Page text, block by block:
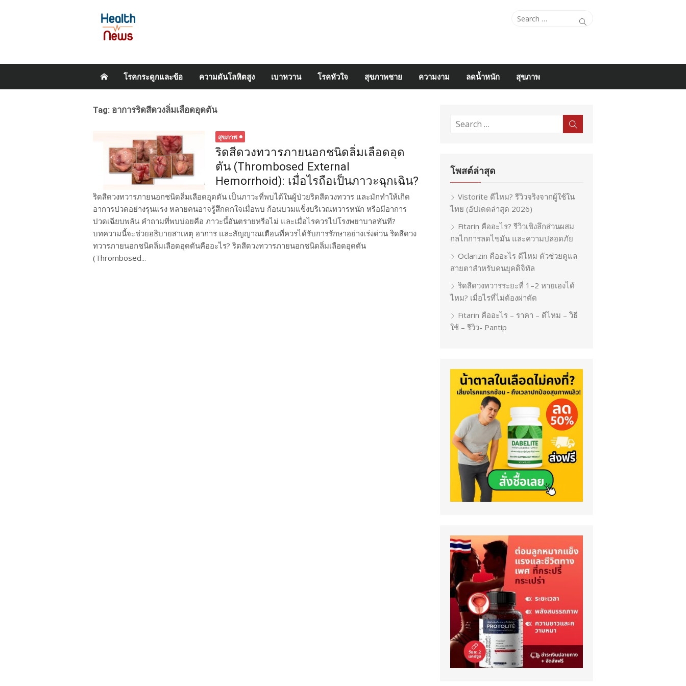
Search
Search
โรคกระดูกและข้อ ความดันโลหิตสูง เบาหวาน โรคหัวใจ สุขภาพชาย ความงาม ลดน้ำหนัก สุขภาพ
Tag: อาการริดสีดวงลิ่มเลือดอุดตัน
สุขภาพ
ริดสีดวงทวารภายนอกชนิดลิ่มเลือดอุด
ตัน (Thrombosed External
Hemorrhoid): เมื่อไรถือเป็นภาวะฉุกเฉิน?
ริดสีดวงทวารภายนอกชนิดลิ่มเลือดอุดตัน เป็นภาวะที่พบได้ในผู้ป่วยริดสีดวงทวาร และมักทำให้เกิด
อาการปวดอย่างรุนแรง หลายคนอาจรู้สึกตกใจเมื่อพบ ก้อนบวมแข็งบริเวณทวารหนัก หรือมีอาการ
ปวดเฉียบพลัน คำถามที่พบบ่อยคือ ภาวะนี้อันตรายหรือไม่ และเมื่อไรควรไปโรงพยาบาลทันที?
บทความนี้จะช่วยอธิบายสาเหตุ อาการ และสัญญาณเตือนที่ควรได้รับการรักษาอย่างเร่งด่วน ริดสีดวง
ทวารภายนอกชนิดลิ่มเลือดอุดตันคืออะไร? ริดสีดวงทวารภายนอกชนิดลิ่มเลือดอุดตัน
(Thrombosed...
Search
Search
โพสต์ล่าสุด
Vistorite ดีไหม? รีวิวจริงจากผู้ใช้ใน
ไทย (อัปเดตล่าสุด 2026)
Fitarin คืออะไร? รีวิวเชิงลึกส่วนผสม
กลไกการลดไขมัน และความปลอดภัย
Oclarizin คืออะไร ดีไหม ตัวช่วยดูแล
สายตาสำหรับคนยุคดิจิทัล
ริดสีดวงทวารระยะที่ 1–2 หายเองได้
ไหม? เมื่อไรที่ไม่ต้องผ่าตัด
Fitarin คืออะไร – ราคา – ดีไหม – วิธี
ใช้ – รีวิว- Pantip